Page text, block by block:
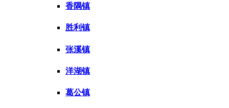
香隅镇
胜利镇
张溪镇
洋湖镇
葛公镇